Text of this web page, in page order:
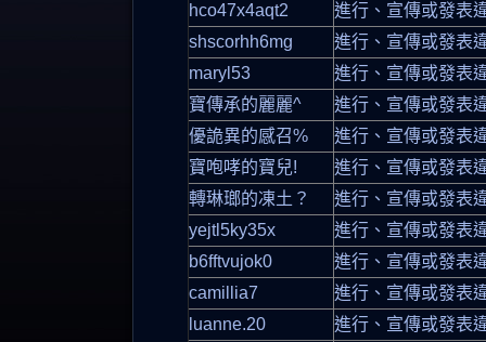
hco47x4aqt2
進行、宣傳或發表
shscorhh6mg
進行、宣傳或發表
maryl53
進行、宣傳或發表
寶傳承的麗麗^
進行、宣傳或發表
優詭異的感召%
進行、宣傳或發表
寶咆哮的寶兒!
進行、宣傳或發表
轉琳瑯的凍土？
進行、宣傳或發表
yejtl5ky35x
進行、宣傳或發表
b6fftvujok0
進行、宣傳或發表
camillia7
進行、宣傳或發表
luanne.20
進行、宣傳或發表